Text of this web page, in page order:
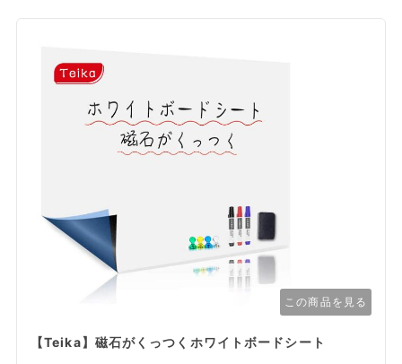
この商品を見る
【Teika】磁石がくっつくホワイトボードシート